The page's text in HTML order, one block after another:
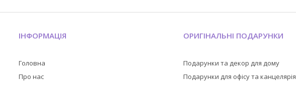
ІНФОРМАЦІЯ
Головна
Про нас
ОРИГІНАЛЬНІ ПОДАРУНКИ
Подарунки та декор для дому
Подарунки для офісу та канцелярія